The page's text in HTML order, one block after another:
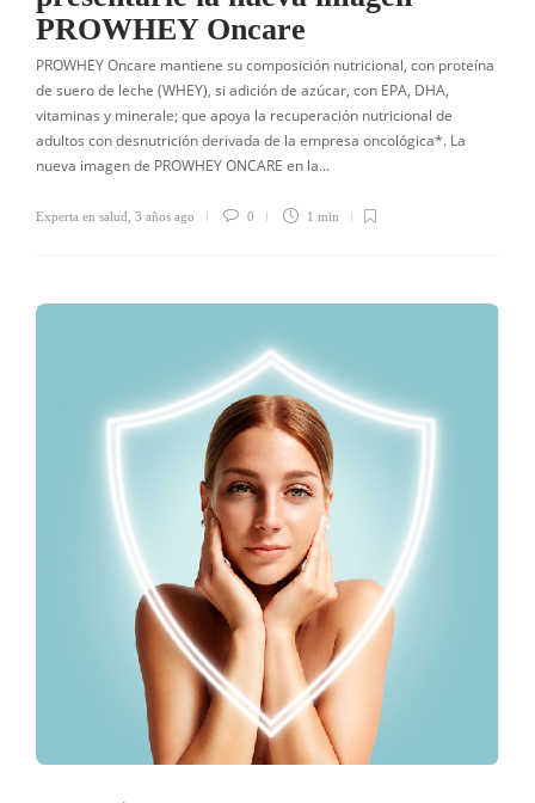
PROWHEY Oncare
PROWHEY Oncare mantiene su composición nutricional, con proteína
de suero de leche (WHEY), si adición de azúcar, con EPA, DHA,
vitaminas y minerale; que apoya la recuperación nutricional de
adultos con desnutrición derivada de la empresa oncológica*. La
nueva imagen de PROWHEY ONCARE en la…
Experta en salud 3 años ago 0 1 min